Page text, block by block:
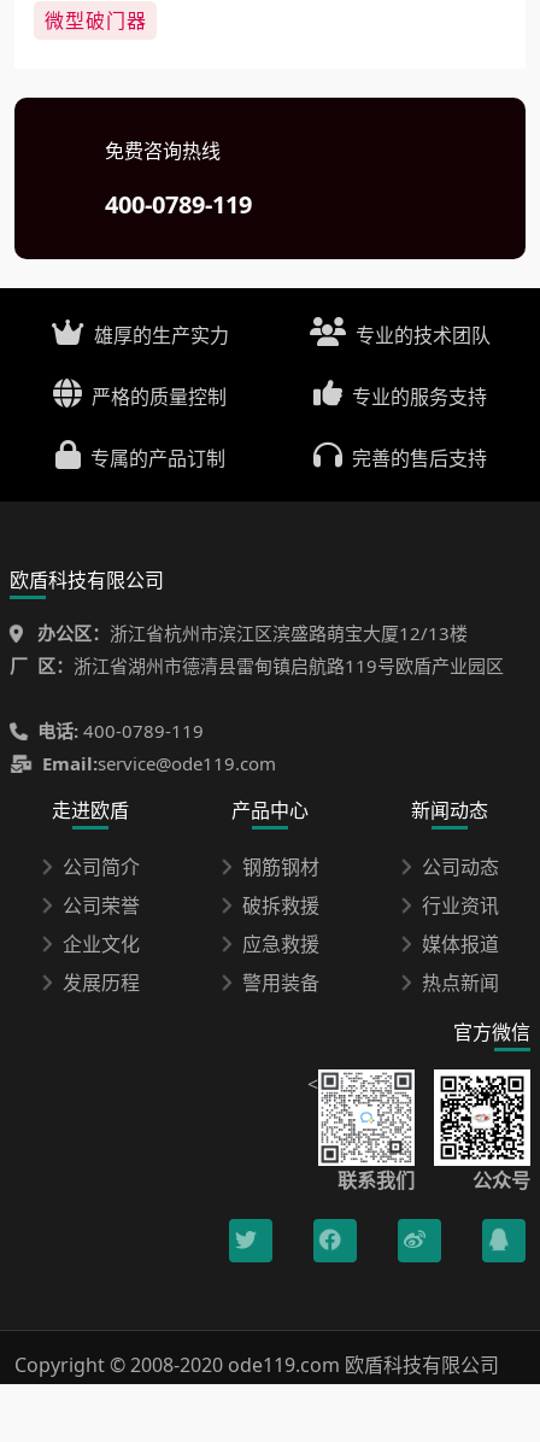
微型破门器
免费咨询热线
400-0789-119
雄厚的生产实力 专业的技术团队
严格的质量控制 专业的服务支持
专属的产品订制 完善的售后支持
欧盾科技有限公司
办公区： 浙江省杭州市滨江区滨盛路萌宝大厦12/13楼
厂 区： 浙江省湖州市德清县雷甸镇启航路119号欧盾产业园区
电话: 400-0789-119
Email:service@ode119.com
走进欧盾
公司简介
公司荣誉
企业文化
发展历程
产品中心
钢筋钢材
破拆救援
应急救援
警用装备
新闻动态
公司动态
行业资讯
媒体报道
热点新闻
官方微信
<
联系我们 公众号
Copyright © 2008-2020 ode119.com 欧盾科技有限公司